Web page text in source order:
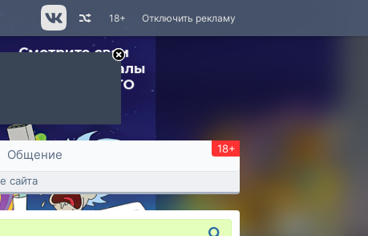
Отключить рекламу
18+
Общение 18+
сайта